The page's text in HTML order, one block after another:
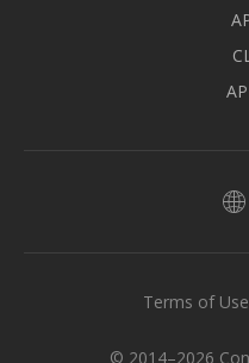
© 2014–2026
Terms of Use